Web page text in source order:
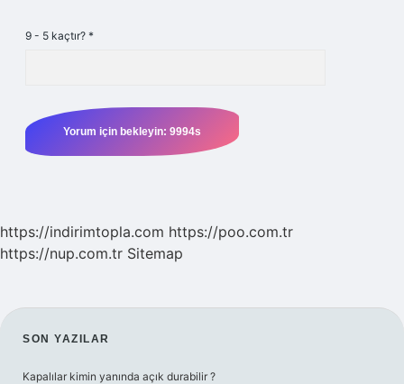
9 - 5 kaçtır? *
https://indirimtopla.com https://poo.com.tr
https://nup.com.tr Sitemap
SIDEBAR
SON YAZILAR
Kapalılar kimin yanında açık durabilir ?